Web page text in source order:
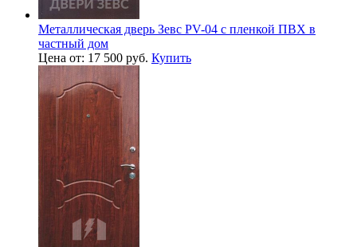
Металлическая дверь Зевс PV-04 с пленкой ПВХ в
частный дом
Цена от: 17 500 руб. Купить